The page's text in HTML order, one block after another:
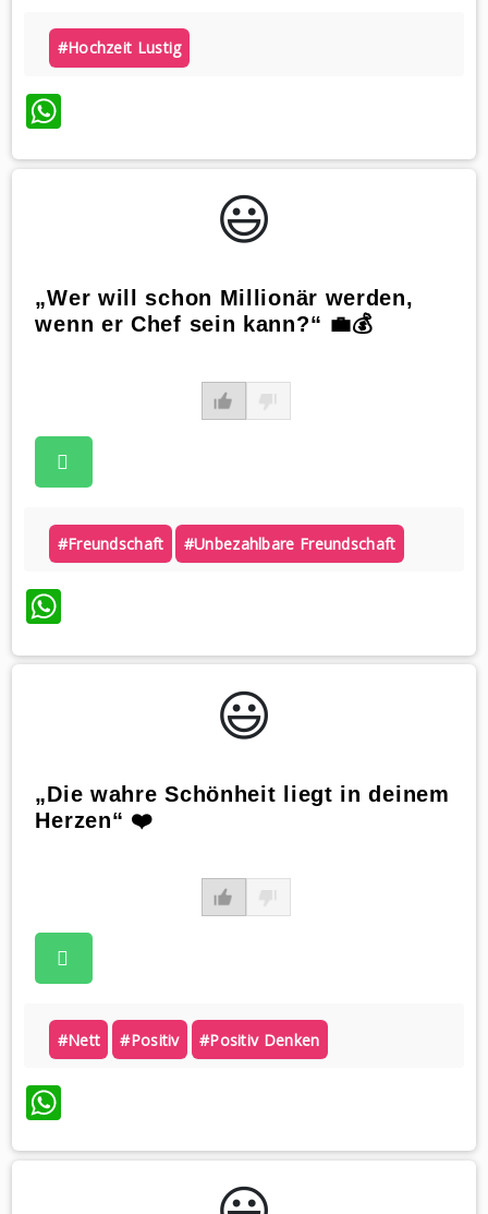
#hochzeit Lustig
WhatsApp
😃️
„Wer will schon Millionär werden,
wenn er Chef sein kann?“ 💼💰
#freundschaft #unbezahlbare Freundschaft
WhatsApp
😃️
„Die wahre Schönheit liegt in deinem
Herzen“ ❤️
#nett #positiv #positiv Denken
WhatsApp